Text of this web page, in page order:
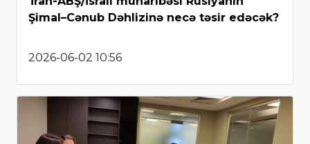
Şimal–Cənub Dəhlizinə necə təsir edəcək?
2026-06-02 10:56